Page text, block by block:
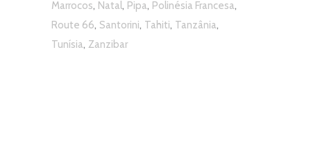
Marrocos, Natal, Pipa, Polinésia Francesa,
Route 66, Santorini, Tahiti, Tanzânia,
Tunísia, Zanzibar